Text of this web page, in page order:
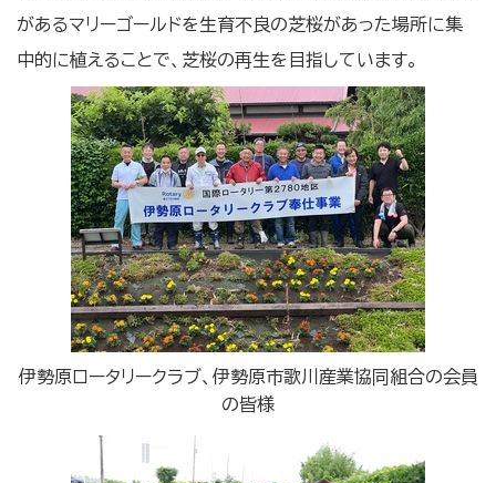
があるマリーゴールドを生育不良の芝桜があった場所に集
中的に植えることで、芝桜の再生を目指しています。
伊勢原ロータリークラブ、伊勢原市歌川産業協同組合の会員
の皆様